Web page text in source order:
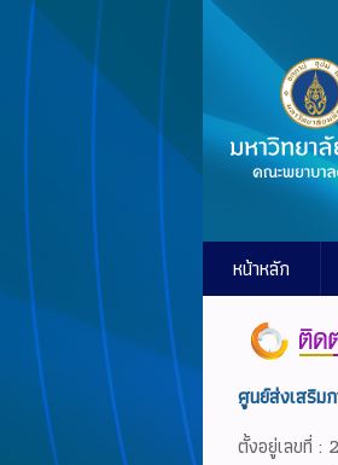
หน้าหลัก
ศูนย์ส่งเสริม
ตั้งอยู่เลขที่ :